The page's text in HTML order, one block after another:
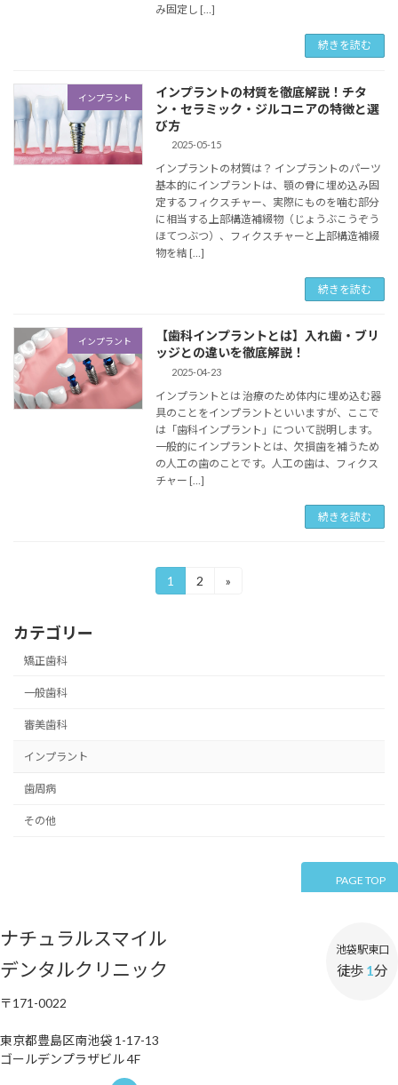
み固定し […]
続きを読む
インプラント
インプラントの材質を徹底解説！チタ
ン・セラミック・ジルコニアの特徴と選
び方
2025-05-15
インプラントの材質は？ インプラントのパーツ
基本的にインプラントは、顎の骨に埋め込み固
定するフィクスチャー、実際にものを噛む部分
に相当する上部構造補綴物（じょうぶこうぞう
ほてつぶつ）、フィクスチャーと上部構造補綴
物を結 […]
続きを読む
インプラント
【歯科インプラントとは】入れ歯・ブリ
ッジとの違いを徹底解説！
2025-04-23
インプラントとは 治療のため体内に埋め込む器
具のことをインプラントといいますが、ここで
は「歯科インプラント」について説明します。
一般的にインプラントとは、欠損歯を補うため
の人工の歯のことです。人工の歯は、フィクス
チャー […]
続きを読む
の
ペ
ー
ジ
送
り
固
定
1
固
2 »
カテゴリー
矯正歯科
一般歯科
審美歯科
インプラント
歯周病
その他
PAGE TOP
ナチュラルスマイル
デンタルクリニック
〒171-0022
東京都豊島区南池袋 1-17-13
ゴールデンプラザビル 4F
池袋駅東口
徒歩 1分